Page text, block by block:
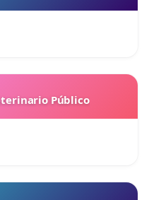
Público